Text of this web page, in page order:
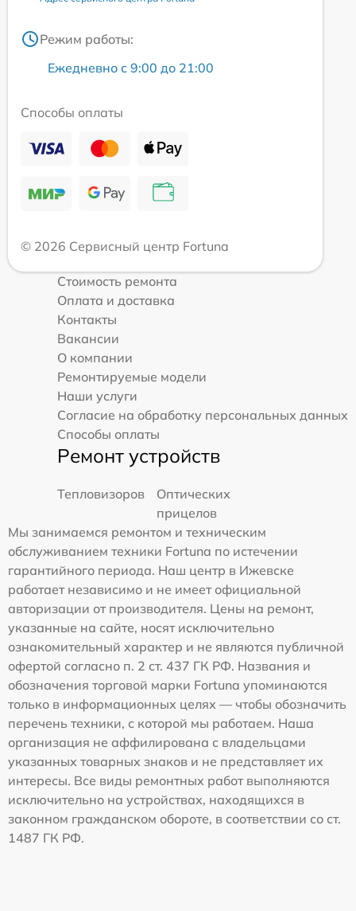
Режим работы:
Ежедневно с 9:00 до 21:00
Способы оплаты
© 2026 Сервисный центр Fortuna
Стоимость ремонта
Оплата и доставка
Контакты
Вакансии
О компании
Ремонтируемые модели
Наши услуги
Согласие на обработку персональных данных
Способы оплаты
Ремонт устройств
Тепловизоров
Оптических
прицелов
Мы занимаемся ремонтом и техническим
обслуживанием техники Fortuna по истечении
гарантийного периода. Наш центр в Ижевске
работает независимо и не имеет официальной
авторизации от производителя. Цены на ремонт,
указанные на сайте, носят исключительно
ознакомительный характер и не являются публичной
офертой согласно п. 2 ст. 437 ГК РФ. Названия и
обозначения торговой марки Fortuna упоминаются
только в информационных целях — чтобы обозначить
перечень техники, с которой мы работаем. Наша
организация не аффилирована с владельцами
указанных товарных знаков и не представляет их
интересы. Все виды ремонтных работ выполняются
исключительно на устройствах, находящихся в
законном гражданском обороте, в соответствии со ст.
1487 ГК РФ.